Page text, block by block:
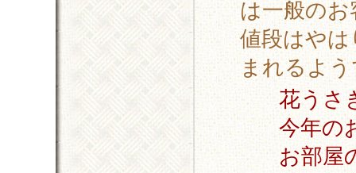
は一般の
値段はや
まれるよ
花うさ
今年の
お部屋